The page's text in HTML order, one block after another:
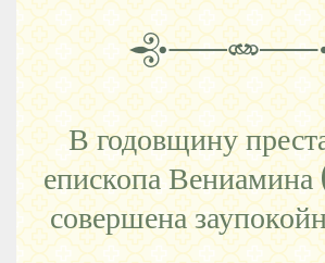
В годовщину
епископа
совершена